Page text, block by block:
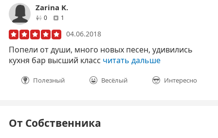
Zarina K.
0друзей1
04.06.2018
Попели от души, много новых песен, удивились
кухня бар высший класс читать дальше
Полезный Весёлый Интересно
От Собственника